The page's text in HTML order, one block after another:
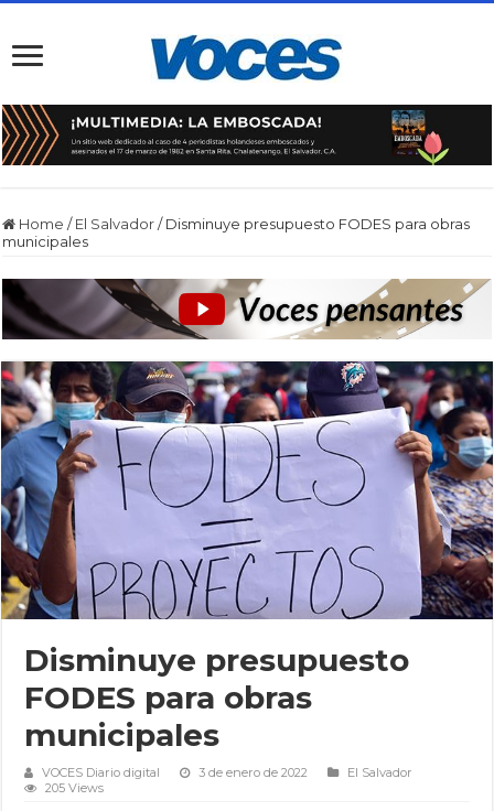
Home / El Salvador / Disminuye presupuesto FODES para obras
municipales
Disminuye presupuesto
FODES para obras
municipales
VOCES Diario digital 3 de enero de 2022
El Salvador
205 Views